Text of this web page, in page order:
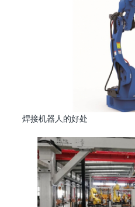
焊接机器人的好处